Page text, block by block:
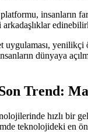
insanların
yenilikçi
dünyaya
Trend:
hızlı bir
teknolojideki en